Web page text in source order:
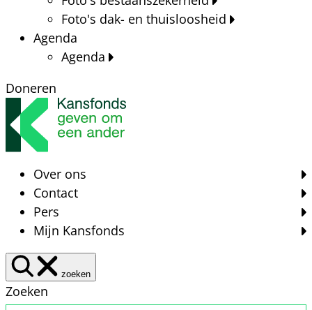
Foto's dak- en thuisloosheid
Agenda
Agenda
Doneren
Over ons
Contact
Pers
Mijn Kansfonds
zoeken
Zoeken